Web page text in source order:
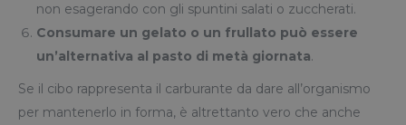
non esagerando con gli spuntini salati o zuccherati.
Consumare un gelato o un frullato può essere
un’alternativa al pasto di metà giornata.
Se il cibo rappresenta il carburante da dare all’organismo
per mantenerlo in forma, è altrettanto vero che anche